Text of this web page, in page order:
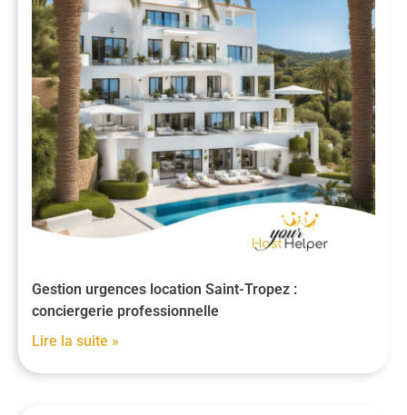
Gestion urgences location Saint-Tropez :
conciergerie professionnelle
Lire la suite »